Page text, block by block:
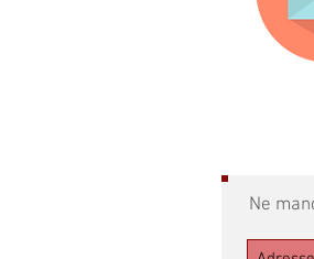
© 2016 par
Ne